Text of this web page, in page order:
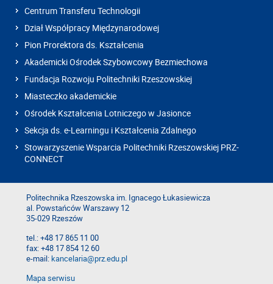
Centrum Transferu Technologii
Dział Współpracy Międzynarodowej
Pion Prorektora ds. Kształcenia
Akademicki Ośrodek Szybowcowy Bezmiechowa
Fundacja Rozwoju Politechniki Rzeszowskiej
Miasteczko akademickie
Ośrodek Kształcenia Lotniczego w Jasionce
Sekcja ds. e-Learningu i Kształcenia Zdalnego
Stowarzyszenie Wsparcia Politechniki Rzeszowskiej PRZ-
CONNECT
Politechnika Rzeszowska im. Ignacego Łukasiewicza
al. Powstańców Warszawy 12
35-029 Rzeszów
tel.: +48 17 865 11 00
fax: +48 17 854 12 60
e-mail:kancelaria@prz.edu.pl
Mapa serwisu